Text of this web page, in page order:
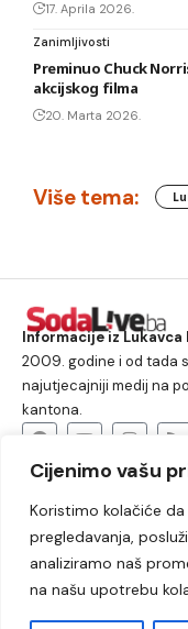
Cijenimo vašu
Koristimo kolačiće
pregledavanja,
analiziramo naš
na našu upotrebu
17. Aprila 2026.
Zanimljivosti
Preminuo Chuck
akcijskog filma
20. Marta 2026.
Više tema:
Informacije iz
2009. godine i od tada
najutjecajniji medij na
kantona.
Lukavac Društvo
Kultura